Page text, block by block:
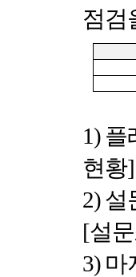
점검
1) 플
현황]
2)설
[설
3) 마